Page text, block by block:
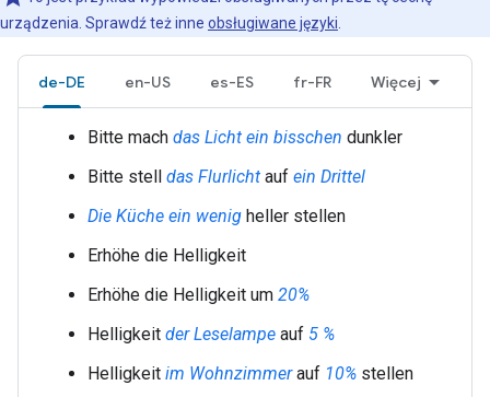
urządzenia. Sprawdź też inne obsługiwane języki
de-DE en-US es-ES fr-FR Więcej
Bitte mach das Licht ein bisschen dunkler
Bitte stell das Flurlicht auf ein Drittel
Die Küche ein wenig heller stellen
Erhöhe die Helligkeit
Erhöhe die Helligkeit um 20%
Helligkeit der Leselampe auf 5 %
Helligkeit im Wohnzimmer auf 10% stellen